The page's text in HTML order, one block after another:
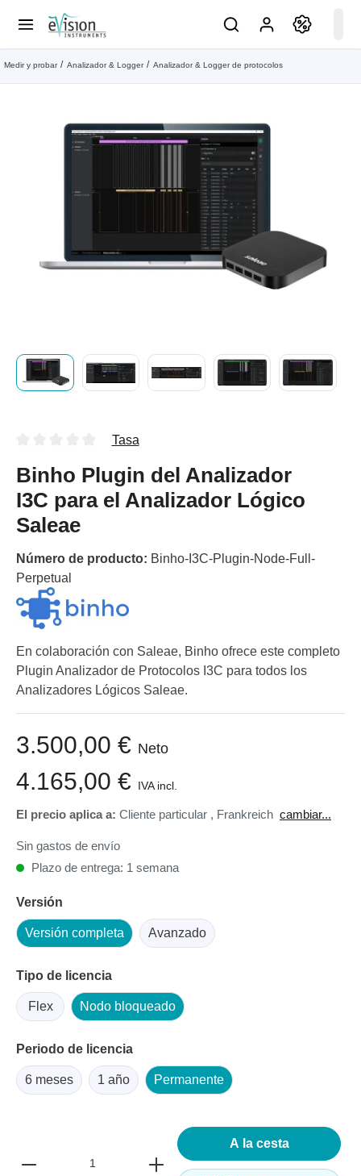
Medir y probar Analizador & Logger Analizador & Logger de protocolos
Tasa
Binho Plugin del Analizador
I3C para el Analizador Lógico
Saleae
Número de producto: Binho-I3C-Plugin-Node-Full-
Perpetual
En colaboración con Saleae, Binho ofrece este completo
Plugin Analizador de Protocolos I3C para todos los
Analizadores Lógicos Saleae.
3.500,00 € Neto
4.165,00 € IVA incl.
El precio aplica a: Cliente particular , Frankreich cambiar...
Sin gastos de envío
Plazo de entrega: 1 semana
Versión
Versión completa Avanzado
Tipo de licencia
Flex Nodo bloqueado
Periodo de licencia
6 meses 1 año Permanente
A la cesta